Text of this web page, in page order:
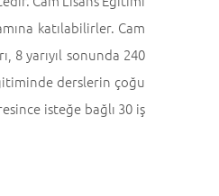
katılabilirler. Cam
8 yarıyıl sonunda 240
derslerin çoğu
isteğe bağlı 30 iş